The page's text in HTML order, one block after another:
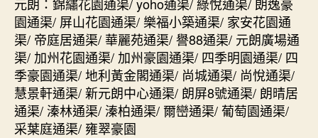
園通渠/ 屏山花園通渠/ 樂福小築通渠/ 家安花園通
渠/ 帝庭居通渠/ 華麗苑通渠/ 譽88通渠/ 元朗廣場通
渠/ 加州花園通渠/ 加州豪園通渠/ 四季明園通渠/ 四
季豪園通渠/ 地利黃金閣通渠/ 尚城通渠/ 尚悅通渠/
慧景軒通渠/ 新元朗中心通渠/ 朗屏8號通渠/ 朗晴居
通渠/ 溱林通渠/ 溱柏通渠/ 爾巒通渠/ 葡萄園通渠/
采葉庭通渠/ 雍翠豪園